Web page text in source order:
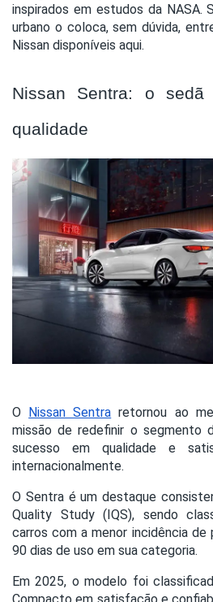
inspirados em estudos da NASA.
urbano o coloca, sem dúvida,
Nissan disponíveis aqui.
Nissan Sentra: o
qualidade
O Nissan Sentra retornou ao
missão de redefinir o segmento
sucesso em qualidade e
internacionalmente.
O Sentra é um destaque
Quality Study (IQS), sendo
carros com a menor incidência de
90 dias de uso em sua categoria.
Em 2025, o modelo foi